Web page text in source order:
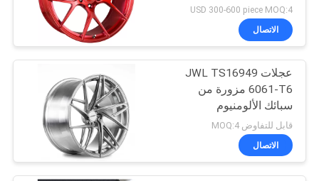
المعمل
مراقبة
الجودة
اتصل
USD 300-600 piece MOQ:4
الاتصال
عجلات JWL TS16949
6061-T6 مزورة من
سبائك الألومنيوم
قابل للتفاوض MOQ:4
الاتصال